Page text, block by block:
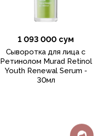
1 093 000 сум
Сыворотка для лица с
Ретинолом Murad Retinol
Youth Renewal Serum -
30мл